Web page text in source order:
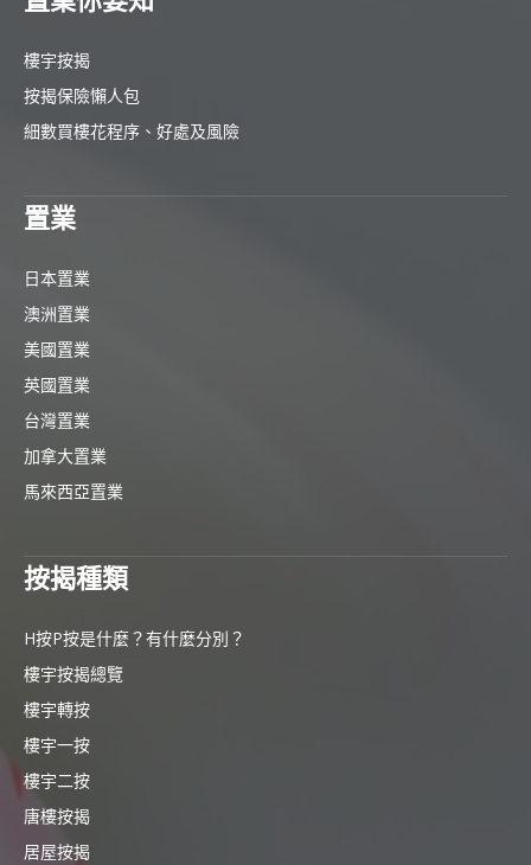
樓宇按揭
按揭保險懶人包
細數買樓花程序、好處及風險
置業
日本置業
澳洲置業
美國置業
英國置業
台灣置業
加拿大置業
馬來西亞置業
按揭種類
H按P按是什麼？有什麼分別？
樓宇按揭總覽
樓宇轉按
樓宇一按
樓宇二按
唐樓按揭
居屋按揭